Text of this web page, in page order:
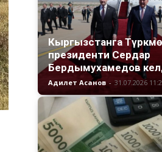
Кыргызстанга
президенти Сердар
Бердымухамедов
Адилет Асанов - 31.07.2026